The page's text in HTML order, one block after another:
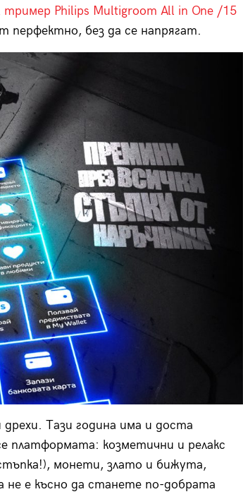
тример Philips Multigroom All in One /15
перфектно, без да се напрягат.
Тази година има и доста
платформата: козметични и релакс
монети, злато и бижута,
не е късно да станете по-добрата